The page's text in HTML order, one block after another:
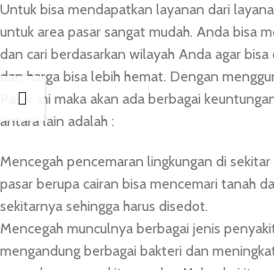
Untuk bisa mendapatkan layanan dari
untuk area pasar sangat mudah. Anda bisa
dan cari berdasarkan wilayah Anda agar
dan harga bisa lebih hemat. Dengan
Pasar ini maka akan ada berbagai
antara lain adalah :
Mencegah pencemaran lingkungan di sekitar
pasar berupa cairan bisa mencemari tanah
sekitarnya sehingga harus disedot.
Mencegah munculnya berbagai jenis
mengandung berbagai bakteri dan